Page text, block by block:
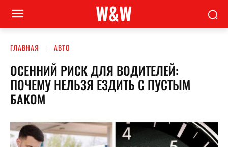
W&W
ГЛАВНАЯ АВТО
ОСЕННИЙ РИСК ДЛЯ ВОДИТЕЛЕЙ:
ПОЧЕМУ НЕЛЬЗЯ ЕЗДИТЬ С ПУСТЫМ
БАКОМ